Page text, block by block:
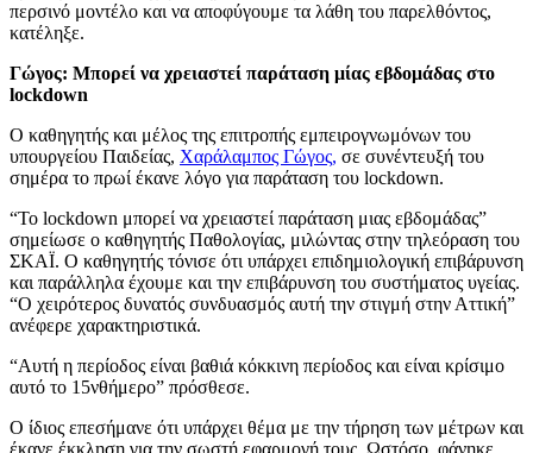
περσινό μοντέλο και να αποφύγουμε τα λάθη του παρελθόντος,
κατέληξε.
Γώγος: Μπορεί να χρειαστεί παράταση μίας εβδομάδας στο
lockdown
Ο καθηγητής και μέλος της επιτροπής εμπειρογνωμόνων του
υπουργείου Παιδείας, Χαράλαμπος Γώγος, σε συνέντευξή του
σημέρα το πρωί έκανε λόγο για παράταση του lockdown.
“Το lockdown μπορεί να χρειαστεί παράταση μιας εβδομάδας”
σημείωσε ο καθηγητής Παθολογίας, μιλώντας στην τηλεόραση του
ΣΚΑΪ. Ο καθηγητής τόνισε ότι υπάρχει επιδημιολογική επιβάρυνση
και παράλληλα έχουμε και την επιβάρυνση του συστήματος υγείας.
“Ο χειρότερος δυνατός συνδυασμός αυτή την στιγμή στην Αττική”
ανέφερε χαρακτηριστικά.
“Αυτή η περίοδος είναι βαθιά κόκκινη περίοδος και είναι κρίσιμο
αυτό το 15νθήμερο” πρόσθεσε.
Ο ίδιος επεσήμανε ότι υπάρχει θέμα με την τήρηση των μέτρων και